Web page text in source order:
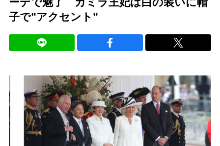
子で”アクセント”